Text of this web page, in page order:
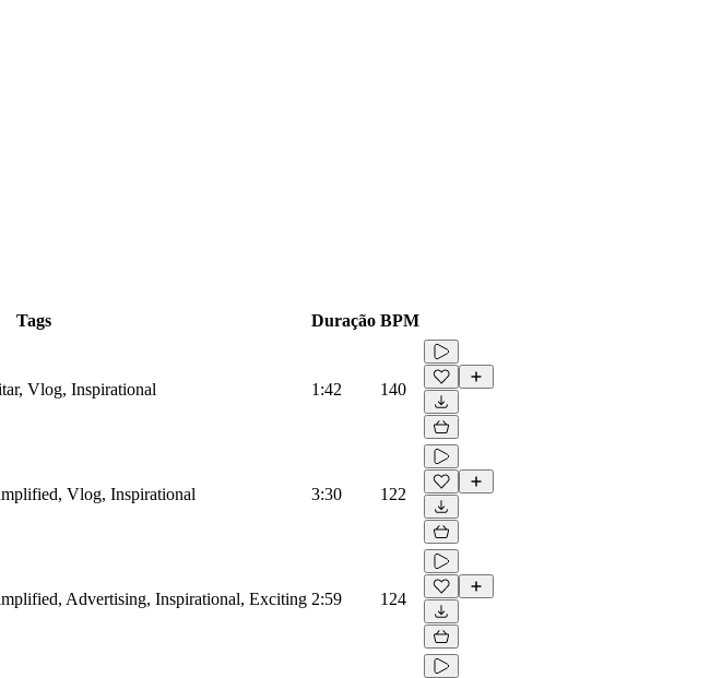
Tags Duração BPM
Vlog, Inspirational 1:42 140
Vlog, Inspirational 3:30 122
Advertising, Inspirational, Exciting 2:59 124